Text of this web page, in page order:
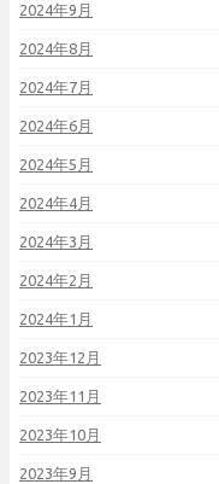
2024年9月
2024年8月
2024年7月
2024年6月
2024年5月
2024年4月
2024年3月
2024年2月
2024年1月
2023年12月
2023年11月
2023年10月
2023年9月